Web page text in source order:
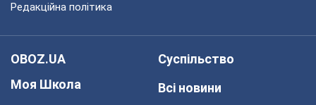
Редакційна політика
OBOZ.UA
Моя Школа
Суспільство
Всі новини